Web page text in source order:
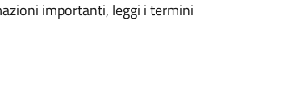
importanti, leggi i termini